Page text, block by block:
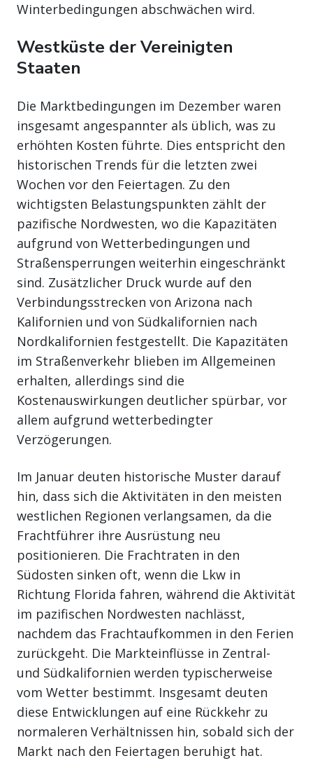
Winterbedingungen abschwächen wird.
Westküste der Vereinigten
Staaten
Die Marktbedingungen im Dezember waren
insgesamt angespannter als üblich, was zu
erhöhten Kosten führte. Dies entspricht den
historischen Trends für die letzten zwei
Wochen vor den Feiertagen. Zu den
wichtigsten Belastungspunkten zählt der
pazifische Nordwesten, wo die Kapazitäten
aufgrund von Wetterbedingungen und
Straßensperrungen weiterhin eingeschränkt
sind. Zusätzlicher Druck wurde auf den
Verbindungsstrecken von Arizona nach
Kalifornien und von Südkalifornien nach
Nordkalifornien festgestellt. Die Kapazitäten
im Straßenverkehr blieben im Allgemeinen
erhalten, allerdings sind die
Kostenauswirkungen deutlicher spürbar, vor
allem aufgrund wetterbedingter
Verzögerungen.
Im Januar deuten historische Muster darauf
hin, dass sich die Aktivitäten in den meisten
westlichen Regionen verlangsamen, da die
Frachtführer ihre Ausrüstung neu
positionieren. Die Frachtraten in den
Südosten sinken oft, wenn die Lkw in
Richtung Florida fahren, während die Aktivität
im pazifischen Nordwesten nachlässt,
nachdem das Frachtaufkommen in den Ferien
zurückgeht. Die Markteinflüsse in Zentral-
und Südkalifornien werden typischerweise
vom Wetter bestimmt. Insgesamt deuten
diese Entwicklungen auf eine Rückkehr zu
normaleren Verhältnissen hin, sobald sich der
Markt nach den Feiertagen beruhigt hat.